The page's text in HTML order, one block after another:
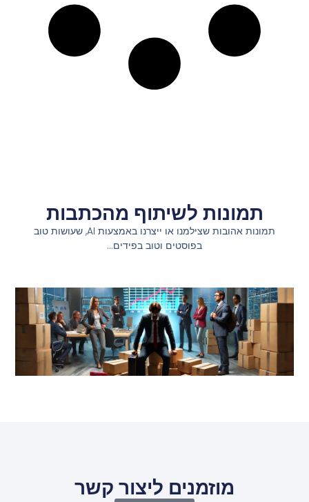
תמונות לשיתוף מהכתבות
תמונות אהובות שצילמנו או ייצרנו באמצעות AI, שעושות טוב
בפוסטים וטוב בפידים…
מוזמנים ליצור קשר